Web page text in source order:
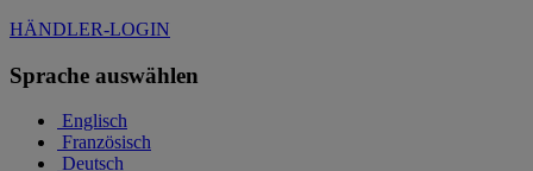
HÄNDLER-LOGIN
Sprache auswählen
Englisch
Französisch
Deutsch